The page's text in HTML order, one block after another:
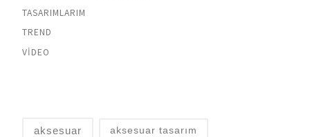
TASARIMLARIM
TREND
VIDEO
aksesuar aksesuar tasarım